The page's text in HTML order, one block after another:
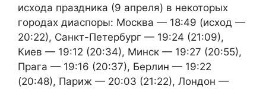
исхода праздника (9 апреля) в некоторых
городах диаспоры: Москва — 18:49 (исход —
20:22), Санкт-Петербург — 19:24 (21:09),
Киев — 19:12 (20:34), Минск — 19:27 (20:55),
Прага — 19:16 (20:37), Берлин — 19:22
(20:48), Париж — 20:03 (21:22), Лондон —